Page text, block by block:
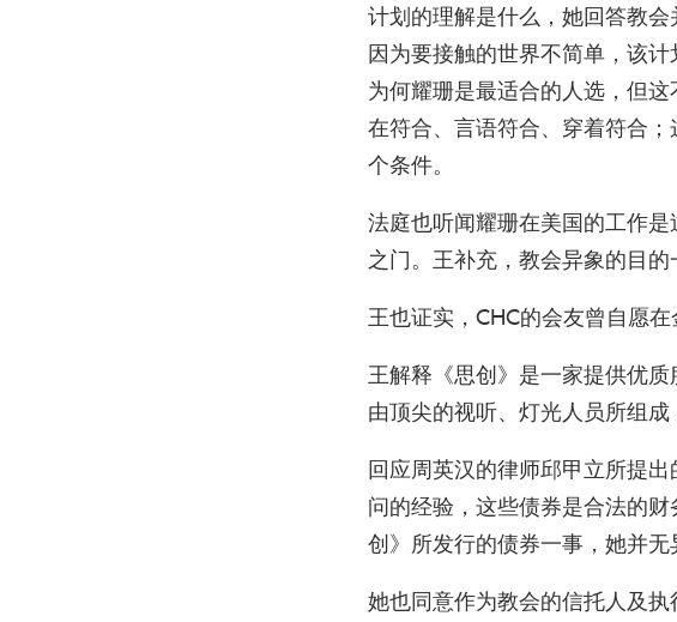
计划的理解是什么，她回答教
因为要接触的世界不简单，该
为何耀珊是最适合的人选，但
在符合、言语符合、穿着符合
个条件。
法庭也听闻耀珊在美国的工作
之门。王补充，教会异象的目的
王也证实，CHC的会友曾自愿
王解释《思创》是一家提供优
由顶尖的视听、灯光人员所组成
回应周英汉的律师邱甲立所提
问的经验，这些债券是合法的
创》所发行的债券一事，她并无
她也同意作为教会的信托人及